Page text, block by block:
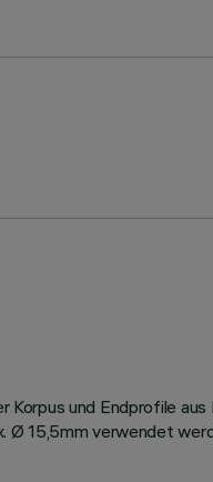
und Endprofile
15,5mm verwendet